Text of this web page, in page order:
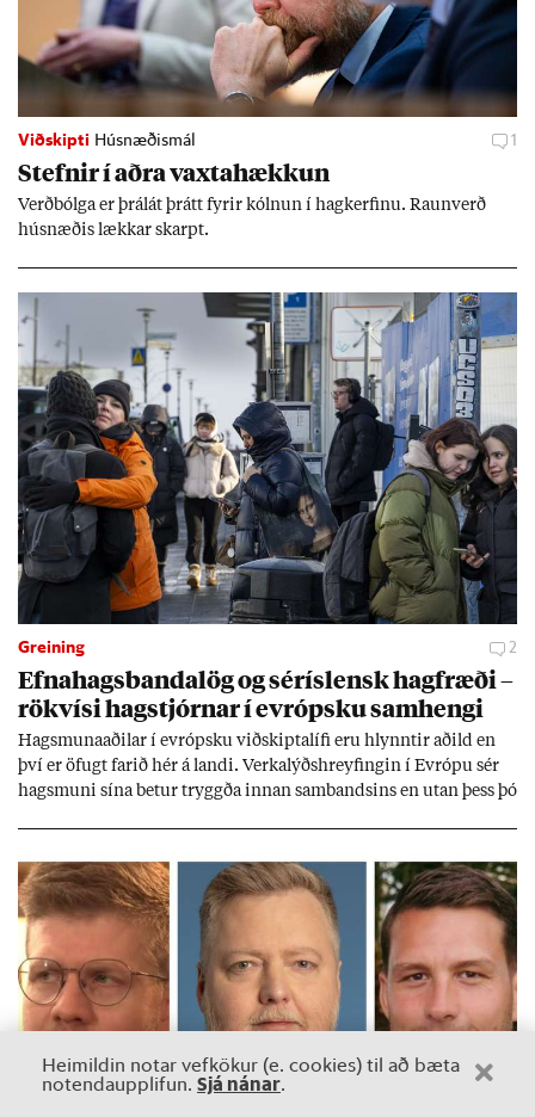
Viðskipti Húsnæðismál 1
Stefn­ir í aðra vaxta­hækk­un
Verð­bólga er þrálát þrátt fyr­ir kóln­un í hag­kerf­inu. Raun­verð
hús­næð­is lækk­ar skarpt.
Greining 2
Efna­hags­banda­lög og sér­ís­lensk hag­fræði –
rök­vísi hag­stjórn­ar í evr­ópsku sam­hengi
Hags­muna­að­il­ar í evr­ópsku við­skipta­lífi eru hlynnt­ir að­ild en
því er öf­ugt far­ið hér á landi. Verka­lýðs­hreyf­ing­in í Evr­ópu sér
hags­muni sína bet­ur tryggða inn­an sam­bands­ins en ut­an þess þó
sam­band. Ís­lensk­ur al­menn­ing­ur fær að segja sitt álit inn­an
mán­að­ar.
Heimildin notar vefkökur (e. cookies) til að bæta
notendaupplifun. Sjá nánar.